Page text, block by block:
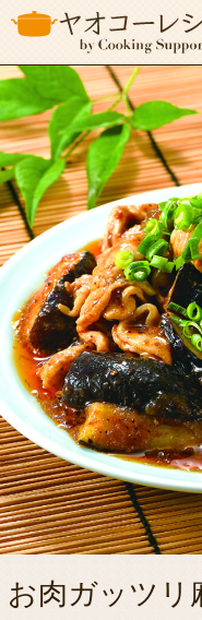
お肉ガッツリ